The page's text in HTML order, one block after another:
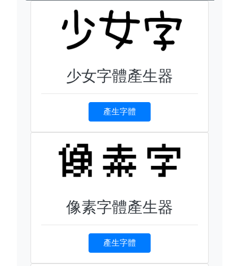
少女字體產生器
產生字體
像素字體產生器
產生字體